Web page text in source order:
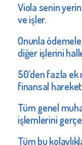
Viola senin
ve işler.
Onunla
diğer işlerini
50’den fazla
finansal
Tüm genel
işlemlerini
Tüm bu